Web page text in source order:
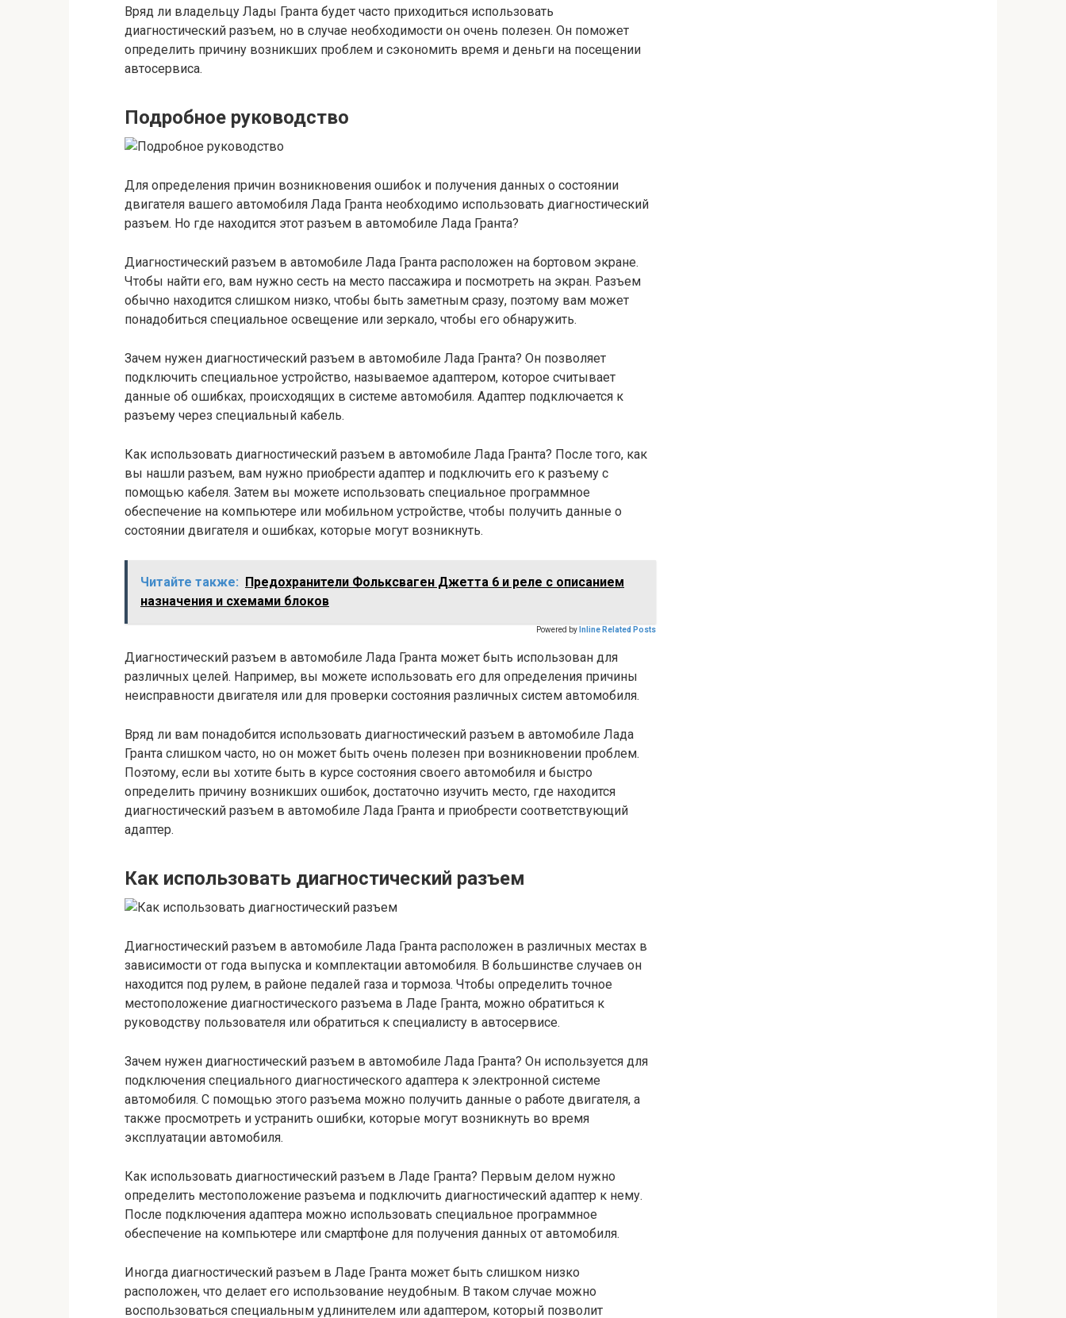
Вряд ли владельцу Лады Гранта будет часто приходиться использовать
диагностический разъем, но в случае необходимости он очень полезен. Он поможет
определить причину возникших проблем и сэкономить время и деньги на посещении
автосервиса.
Подробное руководство
Для определения причин возникновения ошибок и получения данных о состоянии
двигателя вашего автомобиля Лада Гранта необходимо использовать диагностический
разъем. Но где находится этот разъем в автомобиле Лада Гранта?
Диагностический разъем в автомобиле Лада Гранта расположен на бортовом экране.
Чтобы найти его, вам нужно сесть на место пассажира и посмотреть на экран. Разъем
обычно находится слишком низко, чтобы быть заметным сразу, поэтому вам может
понадобиться специальное освещение или зеркало, чтобы его обнаружить.
Зачем нужен диагностический разъем в автомобиле Лада Гранта? Он позволяет
подключить специальное устройство, называемое адаптером, которое считывает
данные об ошибках, происходящих в системе автомобиля. Адаптер подключается к
разъему через специальный кабель.
Как использовать диагностический разъем в автомобиле Лада Гранта? После того, как
вы нашли разъем, вам нужно приобрести адаптер и подключить его к разъему с
помощью кабеля. Затем вы можете использовать специальное программное
обеспечение на компьютере или мобильном устройстве, чтобы получить данные о
состоянии двигателя и ошибках, которые могут возникнуть.
Читайте также: Предохранители Фольксваген Джетта 6 и реле с описанием
назначения и схемами блоков
Powered by Inline Related Posts
Диагностический разъем в автомобиле Лада Гранта может быть использован для
различных целей. Например, вы можете использовать его для определения причины
неисправности двигателя или для проверки состояния различных систем автомобиля.
Вряд ли вам понадобится использовать диагностический разъем в автомобиле Лада
Гранта слишком часто, но он может быть очень полезен при возникновении проблем.
Поэтому, если вы хотите быть в курсе состояния своего автомобиля и быстро
определить причину возникших ошибок, достаточно изучить место, где находится
диагностический разъем в автомобиле Лада Гранта и приобрести соответствующий
адаптер.
Как использовать диагностический разъем
Диагностический разъем в автомобиле Лада Гранта расположен в различных местах в
зависимости от года выпуска и комплектации автомобиля. В большинстве случаев он
находится под рулем, в районе педалей газа и тормоза. Чтобы определить точное
местоположение диагностического разъема в Ладе Гранта, можно обратиться к
руководству пользователя или обратиться к специалисту в автосервисе.
Зачем нужен диагностический разъем в автомобиле Лада Гранта? Он используется для
подключения специального диагностического адаптера к электронной системе
автомобиля. С помощью этого разъема можно получить данные о работе двигателя, а
также просмотреть и устранить ошибки, которые могут возникнуть во время
эксплуатации автомобиля.
Как использовать диагностический разъем в Ладе Гранта? Первым делом нужно
определить местоположение разъема и подключить диагностический адаптер к нему.
После подключения адаптера можно использовать специальное программное
обеспечение на компьютере или смартфоне для получения данных от автомобиля.
Иногда диагностический разъем в Ладе Гранта может быть слишком низко
расположен, что делает его использование неудобным. В таком случае можно
воспользоваться специальным удлинителем или адаптером, который позволит